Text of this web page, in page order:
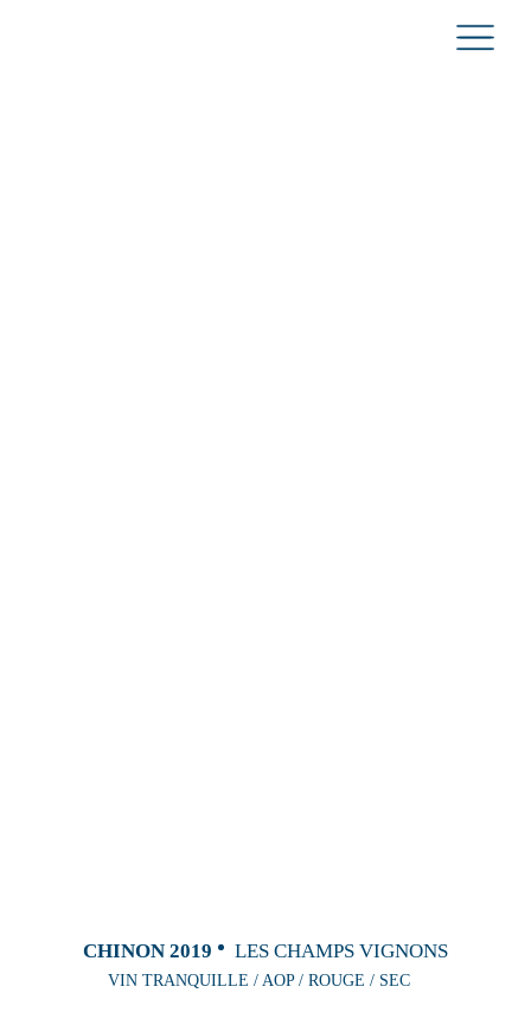
CHINON 2019 LES CHAMPS VIGNONS
VIN TRANQUILLE / AOP / ROUGE / SEC